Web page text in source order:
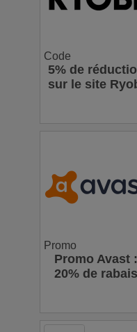
Code
5% de
sur le site
Promo
Promo Avast :
20% de rabais